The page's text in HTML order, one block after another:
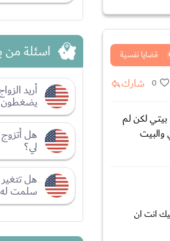
قضايا نفسية
0 شارك
لكن لم
والبيت
انت ان
اسئلة من
أريد
يضغطون
هل أتزوج
لي؟
هل
سلمت له